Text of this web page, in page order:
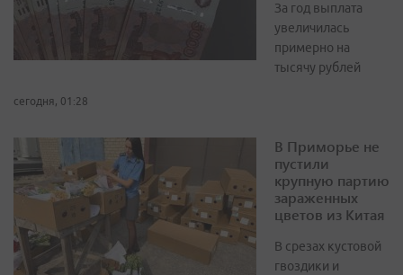
За год выплата
увеличилась
примерно на
тысячу рублей
сегодня, 01:28
В Приморье не
пустили
крупную партию
зараженных
цветов из Китая
В срезах кустовой
гвоздики и